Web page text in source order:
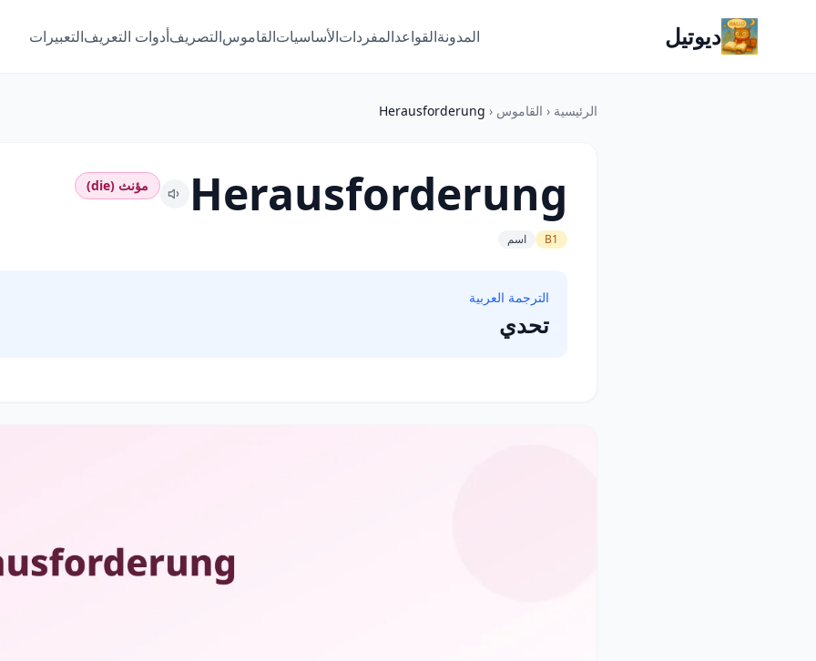
ديوتيل المدونةالقواعدالمفرداتالأساسياتالقاموسالتصريفأدوات التعريفالتعبيرات
الرئيسية ‹ القاموس ‹
Herausforderung
Herausforderung مؤنث (die)
B1 اسم
الترجمة العربية
تحدي